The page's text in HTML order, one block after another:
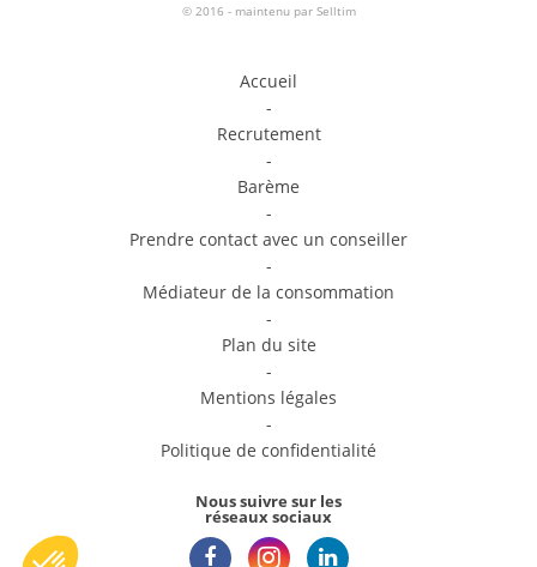
© 2016 - maintenu par Selltim
Accueil
-
Recrutement
-
Barème
-
Prendre contact avec un conseiller
-
Médiateur de la consommation
-
Plan du site
-
Mentions légales
-
Politique de confidentialité
Nous suivre sur les
réseaux sociaux